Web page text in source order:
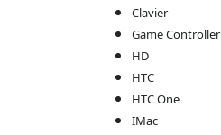
Clavier
Game Controller
HD
HTC
HTC One
IMac